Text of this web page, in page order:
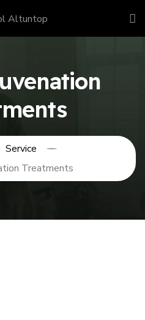
Service
Treatments